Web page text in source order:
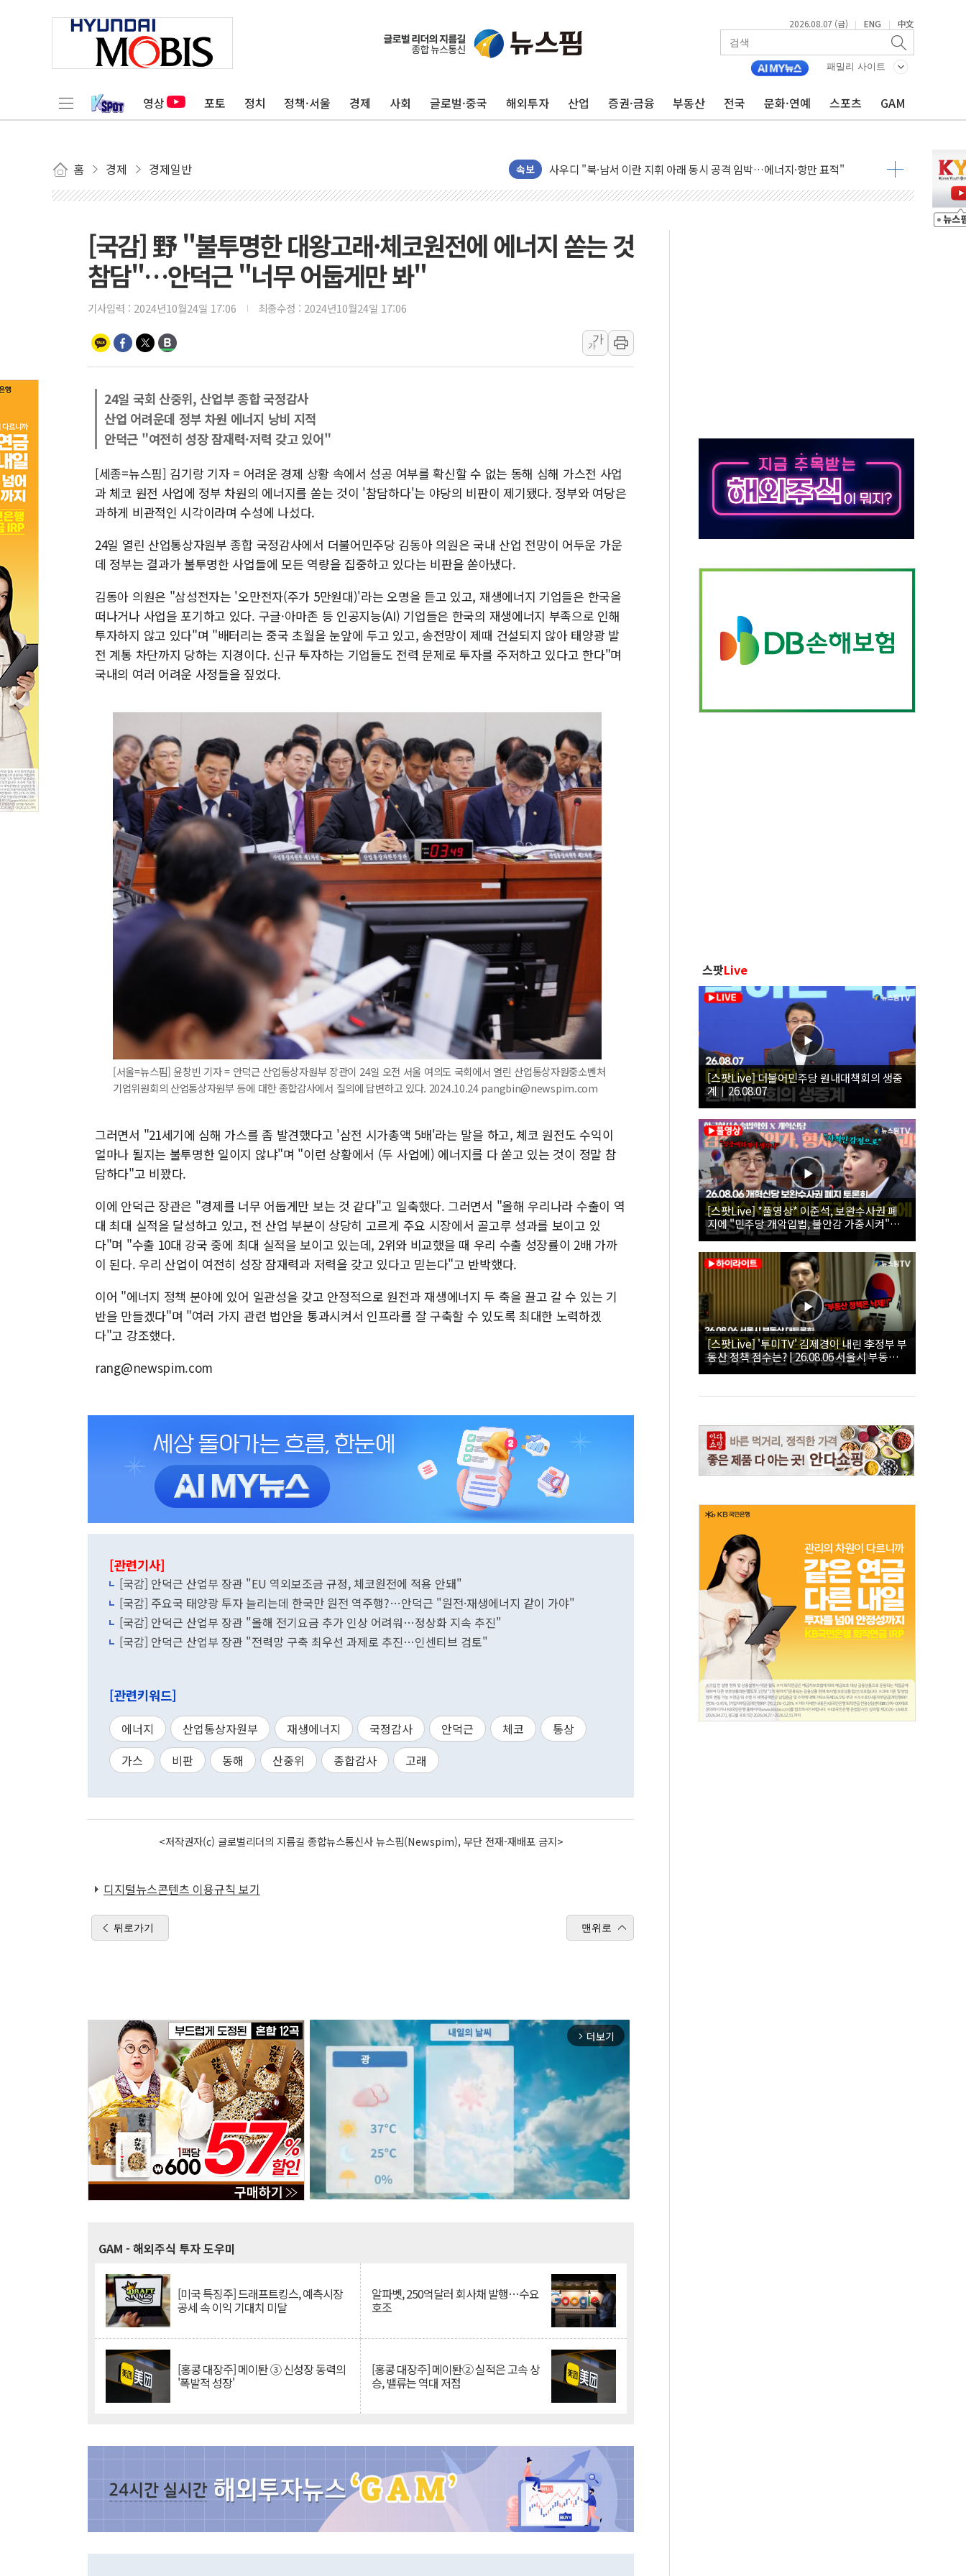
2026.08.07 (금) | ENG | 中文
패밀리 사이트
영상 포토 정치 정책·서울 경제 사회 글로벌·중국 해외투자 산업 증권·금융 부동산 전국 문화·연예 스포츠 GAM
홈 경제 경제일반 속보
새온, '자율주행자동차 AI 미션 챌린지' 성료
사우디 "북·남서 이란 지휘 아래 동시 공격 임박…에너지·항만 표적"
GLN인터내셔널, 방한 외국인 QR결제 서비스 확장 나선다
에스트래픽, LS 일렉트릭 철도신호 사업 인수 계약
폭염에 하루 온열질환자 208명…누적 사망자 23명·가축 83만마리 폐사
오뚜기, '2026 오뚜기몰 대잔치' …경품·할인 혜택 풍성
네이버, AI 투자로 숨 고르기…매출 16% 늘고 영업이익은 제자리
중기부, 떡국·떡볶이떡 제조업 '생계형 적합업종' 재지정...5년 더 보호
[브라질증시] 금리 인하에도 추가 완화 불확실성에 1.2% 하락 마감
[뉴스핌 이 시각 PICK] 李, 오늘 부동산 2차 회의 外
카드사 고객 유입 창구 된 '트래블카드'…휴가철 넘어 장기 고객 묶는다
제나벨, 배우 공승연 브랜드 모델 발탁… 부산 광안서 약국 팝업스토어 운영
[국감] 野 "불투명한 대왕고래·체코원전에 에너지 쏟는 것
참담"…안덕근 "너무 어둡게만 봐"
기사입력 : 2024년10월24일 17:06 최종수정 : 2024년10월24일 17:06
가
가
24일 국회 산중위, 산업부 종합 국정감사
산업 어려운데 정부 차원 에너지 낭비 지적
안덕근 "여전히 성장 잠재력·저력 갖고 있어"
[세종=뉴스핌] 김기랑 기자 = 어려운 경제 상황 속에서 성공 여부를 확신할 수 없는 동해 심해 가스전 사업
과 체코 원전 사업에 정부 차원의 에너지를 쏟는 것이 '참담하다'는 야당의 비판이 제기됐다. 정부와 여당은
과하게 비관적인 시각이라며 수성에 나섰다.
24일 열린 산업통상자원부 종합 국정감사에서 더불어민주당 김동아 의원은 국내 산업 전망이 어두운 가운
데 정부는 결과가 불투명한 사업들에 모든 역량을 집중하고 있다는 비판을 쏟아냈다.
김동아 의원은 "삼성전자는 '오만전자(주가 5만원대)'라는 오명을 듣고 있고, 재생에너지 기업들은 한국을
떠나거나 사업을 포기하고 있다. 구글·아마존 등 인공지능(AI) 기업들은 한국의 재생에너지 부족으로 인해
투자하지 않고 있다"며 "배터리는 중국 초월을 눈앞에 두고 있고, 송전망이 제때 건설되지 않아 태양광 발
전 계통 차단까지 당하는 지경이다. 신규 투자하는 기업들도 전력 문제로 투자를 주저하고 있다고 한다"며
국내의 여러 어려운 사정들을 짚었다.
[서울=뉴스핌] 윤창빈 기자 = 안덕근 산업통상자원부 장관이 24일 오전 서울 여의도 국회에서 열린 산업통상자원중소벤처
기업위원회의 산업통상자원부 등에 대한 종합감사에서 질의에 답변하고 있다. 2024.10.24 pangbin@newspim.com
그러면서 "21세기에 심해 가스를 좀 발견했다고 '삼전 시가총액 5배'라는 말을 하고, 체코 원전도 수익이
얼마나 될지는 불투명한 일이지 않냐"며 "이런 상황에서 (두 사업에) 에너지를 다 쏟고 있는 것이 정말 참
담하다"고 비꽜다.
이에 안덕근 장관은 "경제를 너무 어둡게만 보는 것 같다"고 일축했다. 그러면서 "올해 우리나라 수출이 역
대 최대 실적을 달성하고 있고, 전 산업 부분이 상당히 고르게 주요 시장에서 골고루 성과를 보이고 있
다"며 "수출 10대 강국 중에 최대 실적을 보이고 있는데, 2위와 비교했을 때 우리 수출 성장률이 2배 가까
이 된다. 우리 산업이 여전히 성장 잠재력과 저력을 갖고 있다고 믿는다"고 반박했다.
이어 "에너지 정책 분야에 있어 일관성을 갖고 안정적으로 원전과 재생에너지 두 축을 끌고 갈 수 있는 기
반을 만들겠다"며 "여러 가지 관련 법안을 통과시켜서 인프라를 잘 구축할 수 있도록 최대한 노력하겠
다"고 강조했다.
rang@newspim.com
[관련기사]
[국감] 안덕근 산업부 장관 "EU 역외보조금 규정, 체코원전에 적용 안돼"
[국감] 주요국 태양광 투자 늘리는데 한국만 원전 역주행?…안덕근 "원전·재생에너지 같이 가야"
[국감] 안덕근 산업부 장관 "올해 전기요금 추가 인상 어려워…정상화 지속 추진"
[국감] 안덕근 산업부 장관 "전력망 구축 최우선 과제로 추진…인센티브 검토"
[관련키워드]
에너지 산업통상자원부 재생에너지 국정감사 안덕근 체코
통상
가스
비판 동해 산중위 종합감사 고래
<저작권자(c) 글로벌리더의 지름길 종합뉴스통신사 뉴스핌(Newspim), 무단 전재-재배포 금지>
디지털뉴스콘텐츠 이용규칙 보기
뒤로가기 맨위로
arrow_forward_ios 더보기
GAM - 해외주식 투자 도우미
[미국 특징주] 드래프트킹스, 예측시장
공세 속 이익 기대치 미달
알파벳, 250억달러 회사채 발행…수요
호조
[홍콩 대장주] 메이퇀 ③ 신성장 동력의
'폭발적 성장'
[홍콩 대장주] 메이퇀② 실적은 고속 상
승, 밸류는 역대 저점
스팟Live
[스팟Live] 더불어민주당 원내대책회의 생중
계｜26.08.07
[스팟Live] *풀영상* 이준석, 보완수사권 폐
지에 "민주당 개악입법, 불안감 가중시켜"｜
26.08.06 개혁신당 보완수사권 폐지 토론회
[스팟Live] '투미TV' 김제경이 내린 李정부 부
동산 정책 점수는? | 26.08.06 서울시 부동산
대토론회